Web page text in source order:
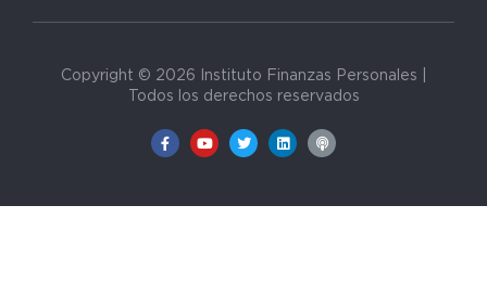
Copyright © 2026 Instituto Finanzas Personales |
Todos los derechos reservados